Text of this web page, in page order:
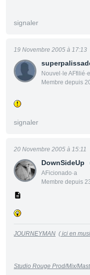
signaler
Nouvel·le AFfilié·e
Membre depuis
19 Novembre 2005 à 17:13
signaler
DownSideUp
AFicionado·a
Membre depuis
20 Novembre 2005 à 15:11
JOURNEYMAN ( ici en
Studio Rouge Prod/Mix/